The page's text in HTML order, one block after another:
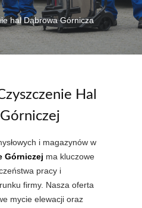
hal Dąbrowa Górnicza
Hal
i magazynów w
Górniczej ma kluczowe
pracy i
firmy. Nasza oferta
mycie elewacji oraz